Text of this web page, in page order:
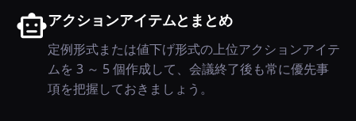
アクションアイテムとまとめ
定例形式または値下げ形式の上位アクションアイテ
ムを 3 ～ 5 個作成して、会議終了後も常に優先事
項を把握しておきましょう。